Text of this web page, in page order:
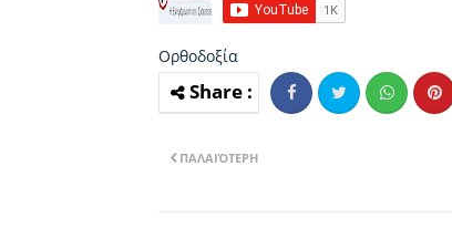
Ορθοδοξία
ΠΑΛΑΙΌΤΕΡΗ